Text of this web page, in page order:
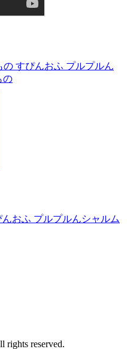
の すぴんおふ プルプルん
の
おふ プルプルんシャルム
reserved.